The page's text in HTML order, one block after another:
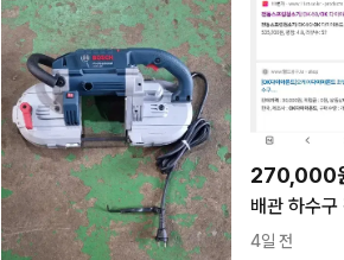
270,000
배관 하수구
4일 전